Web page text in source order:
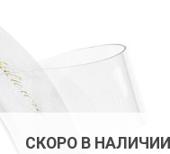
СКОРО В НАЛИЧИИ